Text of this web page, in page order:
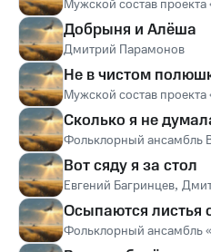
Мужской состав проекта
Добрыня и Алёша
Дмитрий Парамонов
Не в чистом
Мужской состав проекта
Сколько я не
Фольклорный ансамбль
Вот сяду я за стол
Евгений Багринцев,
Осыпаются листья
Фольклорный ансамбль